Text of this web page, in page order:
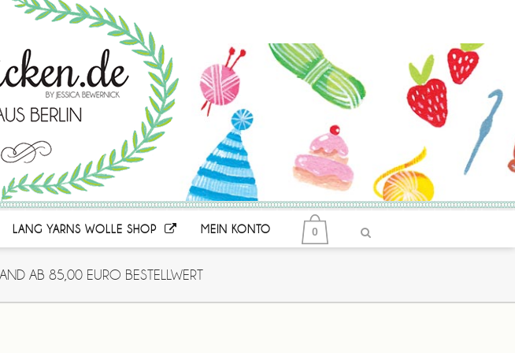
LANG YARNS WOLLE SHOP MEIN KONTO 0
AB 85,00 EURO BESTELLWERT